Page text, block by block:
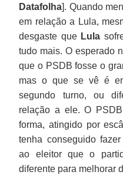
Datafolha]. Quando
em relação a Lula,
desgaste que Lula
tudo mais. O esperado
que o PSDB fosse o
mas o que se vê é
segundo turno, ou
relação a ele. O
forma, atingido por
tenha conseguido
ao eleitor que o
diferente para melhorar